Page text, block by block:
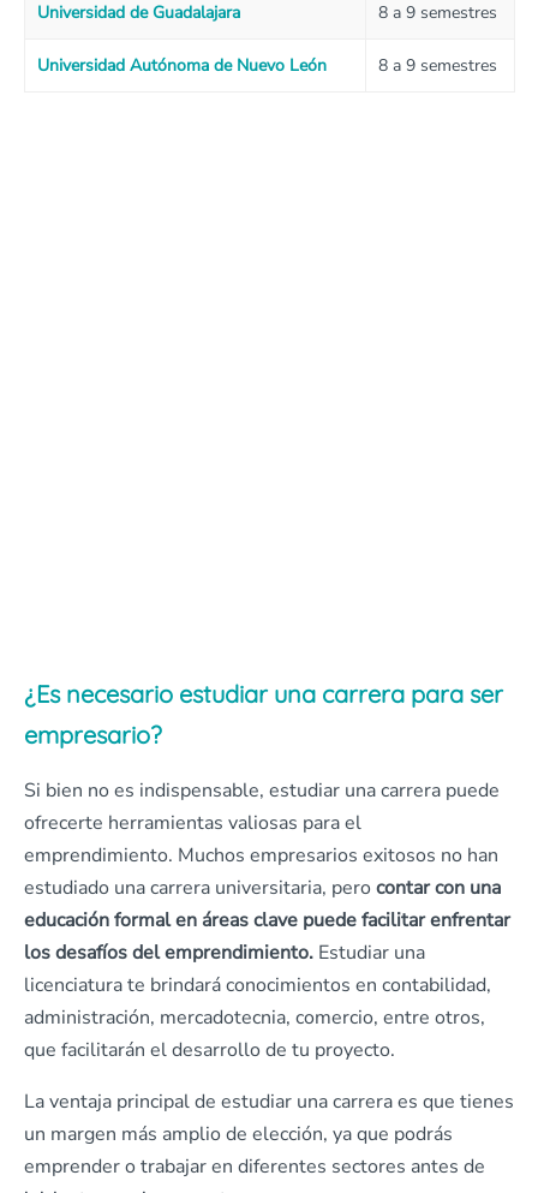
Universidad de Guadalajara 8 a 9 semestres
Universidad Autónoma de Nuevo León 8 a 9 semestres
¿Es necesario estudiar una carrera para ser
empresario?
Si bien no es indispensable, estudiar una carrera puede
ofrecerte herramientas valiosas para el
emprendimiento. Muchos empresarios exitosos no han
estudiado una carrera universitaria, pero contar con una
educación formal en áreas clave puede facilitar enfrentar
los desafíos del emprendimiento. Estudiar una
licenciatura te brindará conocimientos en contabilidad,
administración, mercadotecnia, comercio, entre otros,
que facilitarán el desarrollo de tu proyecto.
La ventaja principal de estudiar una carrera es que tienes
un margen más amplio de elección, ya que podrás
emprender o trabajar en diferentes sectores antes de